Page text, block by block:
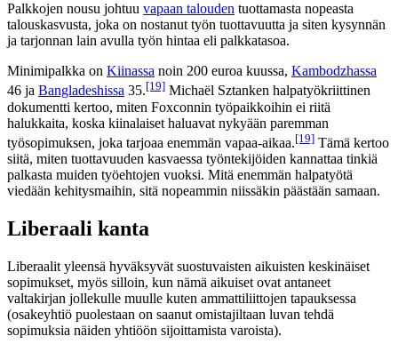
Palkkojen nousu johtuu vapaan talouden tuottamasta nopeasta
talouskasvusta, joka on nostanut työn tuottavuutta ja siten kysynnän
ja tarjonnan lain avulla työn hintaa eli palkkatasoa.
Minimipalkka on Kiinassa noin 200 euroa kuussa, Kambodzhassa
46 ja Bangladeshissa 35.[19] Michaël Sztanken halpatyökriittinen
dokumentti kertoo, miten Foxconnin työpaikkoihin ei riitä
halukkaita, koska kiinalaiset haluavat nykyään paremman
työsopimuksen, joka tarjoaa enemmän vapaa-aikaa.[19] Tämä kertoo
siitä, miten tuottavuuden kasvaessa työntekijöiden kannattaa tinkiä
palkasta muiden työehtojen vuoksi. Mitä enemmän halpatyötä
viedään kehitysmaihin, sitä nopeammin niissäkin päästään samaan.
Liberaali kanta
Liberaalit yleensä hyväksyvät suostuvaisten aikuisten keskinäiset
sopimukset, myös silloin, kun nämä aikuiset ovat antaneet
valtakirjan jollekulle muulle kuten ammattiliittojen tapauksessa
(osakeyhtiö puolestaan on saanut omistajiltaan luvan tehdä
sopimuksia näiden yhtiöön sijoittamista varoista).